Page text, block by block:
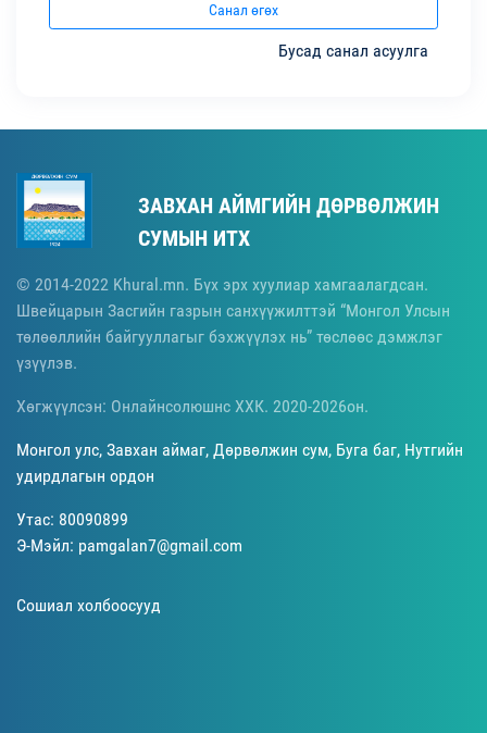
Санал өгөх
Бусад санал асуулга
ЗАВХАН АЙМГИЙН ДӨРВӨЛЖИН
СУМЫН ИТХ
© 2014-2022 Khural.mn. Бүх эрх хуулиар хамгаалагдсан.
Швейцарын Засгийн газрын санхүүжилттэй “Монгол Улсын
төлөөллийн байгууллагыг бэхжүүлэх нь” төслөөс дэмжлэг
үзүүлэв.
Хөгжүүлсэн: Онлайнсолюшнс ХХК. 2020-2026он.
Монгол улс, Завхан аймаг, Дөрвөлжин сум, Буга баг, Нутгийн
удирдлагын ордон
Утас: 80090899
Э-Мэйл: pamgalan7@gmail.com
Сошиал холбоосууд